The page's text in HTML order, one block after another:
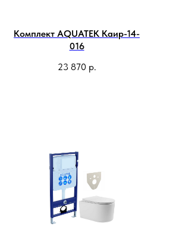
Комплект AQUATEK Каир-14-
016
23 870 р.